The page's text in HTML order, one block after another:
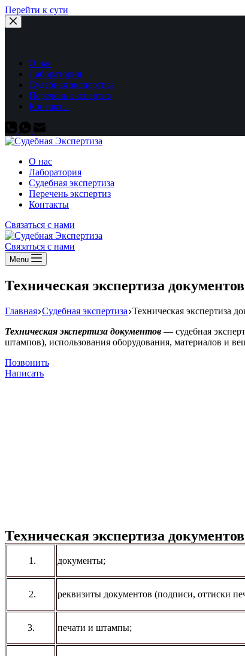
Перейти к сути
О нас
Лаборатория
Судебная экспертиза
Перечень экспертиз
Контакты
О нас
Лаборатория
Судебная экспертиза
Перечень экспертиз
Контакты
Связаться с нами
Связаться с нами
Menu
Техническая экспертиза документов
Главная Судебная экспертиза Техническая экспертиза
Техническая экспертиза документов — судебная
штампов), использования оборудования, материалов и
Позвонить
Написать
Техническая экспертиза
1. документы;
2. реквизиты документов (подписи, оттиски
3. печати и штампы;